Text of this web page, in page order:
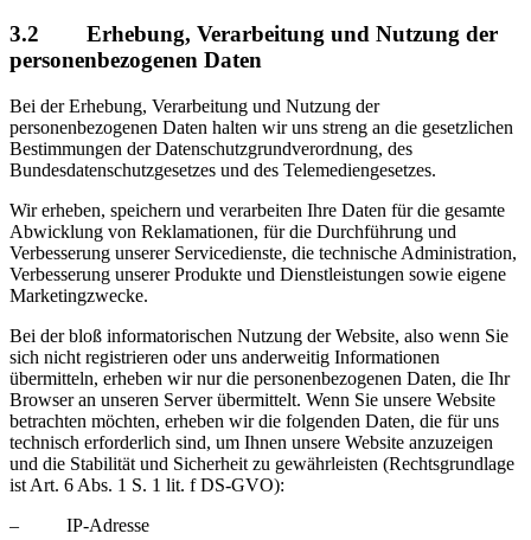
3.2 Erhebung, Verarbeitung und Nutzung der
personenbezogenen Daten
Bei der Erhebung, Verarbeitung und Nutzung der
personenbezogenen Daten halten wir uns streng an die gesetzlichen
Bestimmungen der Datenschutzgrundverordnung, des
Bundesdatenschutzgesetzes und des Telemediengesetzes.
Wir erheben, speichern und verarbeiten Ihre Daten für die gesamte
Abwicklung von Reklamationen, für die Durchführung und
Verbesserung unserer Servicedienste, die technische Administration,
Verbesserung unserer Produkte und Dienstleistungen sowie eigene
Marketingzwecke.
Bei der bloß informatorischen Nutzung der Website, also wenn Sie
sich nicht registrieren oder uns anderweitig Informationen
übermitteln, erheben wir nur die personenbezogenen Daten, die Ihr
Browser an unseren Server übermittelt. Wenn Sie unsere Website
betrachten möchten, erheben wir die folgenden Daten, die für uns
technisch erforderlich sind, um Ihnen unsere Website anzuzeigen
und die Stabilität und Sicherheit zu gewährleisten (Rechtsgrundlage
ist Art. 6 Abs. 1 S. 1 lit. f DS-GVO):
– IP-Adresse